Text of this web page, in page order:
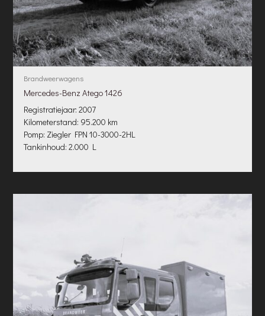
Brandweerwagens
Mercedes-Benz Atego 1426
Registratiejaar: 2007
Kilometerstand: 95.200 km
Pomp: Ziegler FPN 10-3000-2HL
Tankinhoud: 2.000 L